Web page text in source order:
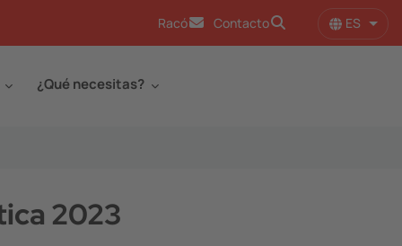
Racó Contacto ES
¿Qué necesitas?
2023